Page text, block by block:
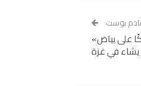
بوست
على بياض»
في غزة